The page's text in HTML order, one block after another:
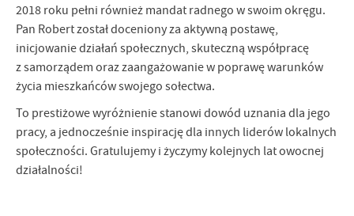
2018 roku pełni również mandat radnego w swoim okręgu.
Pan Robert został doceniony za aktywną postawę,
inicjowanie działań społecznych, skuteczną współpracę
z samorządem oraz zaangażowanie w poprawę warunków
życia mieszkańców swojego sołectwa.
To prestiżowe wyróżnienie stanowi dowód uznania dla jego
pracy, a jednocześnie inspirację dla innych liderów lokalnych
społeczności. Gratulujemy i życzymy kolejnych lat owocnej
działalności!